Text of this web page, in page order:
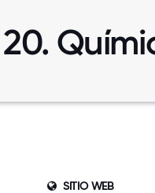
20.
SITIO WEB